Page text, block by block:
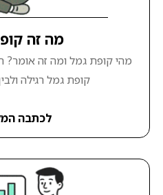
מה זה
מהי קופת גמל ומה זה אומר?
קופת גמל רגילה
לכתבה